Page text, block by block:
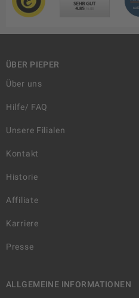
ÜBER PIEPER
Über uns
Hilfe/ FAQ
Unsere Filialen
Kontakt
Historie
Affiliate
Karriere
Presse
ALLGEMEINE INFORMATIONEN